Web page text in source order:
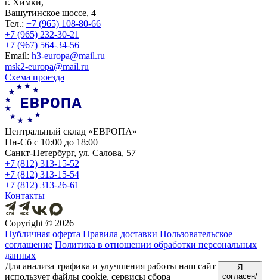
г. Химки,
Вашутинское шоссе, 4
Тел.: +7 (965) 108-80-66
+7 (965) 232-30-21
+7 (967) 564-34-56
Еmail: h3-europa@mail.ru
msk2-europa@mail.ru
Схема проезда
Центральный склад «ЕВРОПА»
Пн-Сб с 10:00 до 18:00
Санкт-Петербург, ул. Салова, 57
+7 (812) 313-15-52
+7 (812) 313-15-54
+7 (812) 313-26-61
Контакты
Copyright © 2026
Публичная оферта Правила доставки Пользовательское
соглашение Политика в отношении обработки персональных
данных
Для анализа трафика и улучшения работы наш сайт
использует файлы cookie, сервисы сбора
Я
согласен/